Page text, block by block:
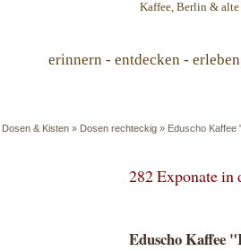
Kaffee, Berlin & alte
erinnern - entdecken - erleben
Dosen & Kisten » Dosen rechteckig » Eduscho Kaffee
282 Exponate in
Eduscho Kaffee